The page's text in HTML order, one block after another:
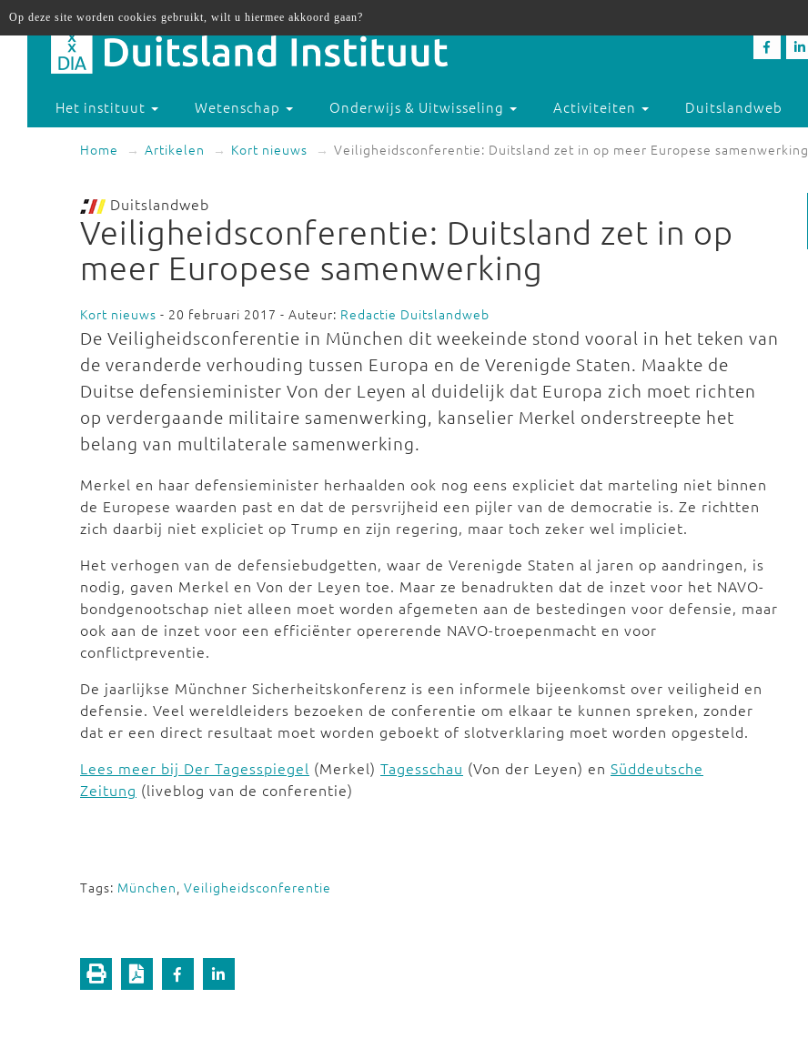
Het instituut Wetenschap Onderwijs & Uitwisseling Activiteiten Duitslandweb
Home Artikelen Kort nieuws Veiligheidsconferentie: Duitsland zet in op meer Europese samenwerking
Duitslandweb
Veiligheidsconferentie: Duitsland zet in op
meer Europese samenwerking
Kort nieuws - 20 februari 2017 - Auteur: Redactie Duitslandweb
De Veiligheidsconferentie in München dit weekeinde stond vooral in het teken van
de veranderde verhouding tussen Europa en de Verenigde Staten. Maakte de
Duitse defensieminister Von der Leyen al duidelijk dat Europa zich moet richten
op verdergaande militaire samenwerking, kanselier Merkel onderstreepte het
belang van multilaterale samenwerking.
Merkel en haar defensieminister herhaalden ook nog eens expliciet dat marteling niet binnen
de Europese waarden past en dat de persvrijheid een pijler van de democratie is. Ze richtten
zich daarbij niet expliciet op Trump en zijn regering, maar toch zeker wel impliciet.
Het verhogen van de defensiebudgetten, waar de Verenigde Staten al jaren op aandringen, is
nodig, gaven Merkel en Von der Leyen toe. Maar ze benadrukten dat de inzet voor het NAVO-
bondgenootschap niet alleen moet worden afgemeten aan de bestedingen voor defensie, maar
ook aan de inzet voor een efficiënter opererende NAVO-troepenmacht en voor
conflictpreventie.
De jaarlijkse Münchner Sicherheitskonferenz is een informele bijeenkomst over veiligheid en
defensie. Veel wereldleiders bezoeken de conferentie om elkaar te kunnen spreken, zonder
dat er een direct resultaat moet worden geboekt of slotverklaring moet worden opgesteld.
Lees meer bij Der Tagesspiegel (Merkel) Tagesschau (Von der Leyen) en Süddeutsche
Zeitung (liveblog van de conferentie)
Tags: München, Veiligheidsconferentie
Op deze site worden cookies gebruikt, wilt u hiermee akkoord gaan?